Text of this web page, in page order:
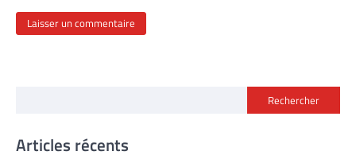
Rechercher
Articles récents